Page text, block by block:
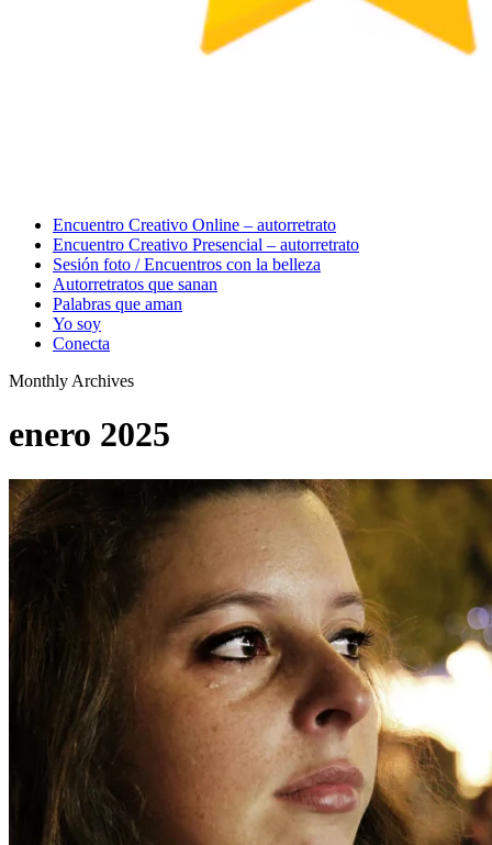
Menu
Encuentro Creativo Online – autorretrato
Encuentro Creativo Presencial – autorretrato
Sesión foto / Encuentros con la belleza
Autorretratos que sanan
Palabras que aman
Yo soy
Conecta
Monthly Archives
enero 2025